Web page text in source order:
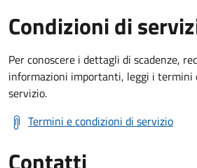
Condizioni di
Per conoscere i dettagli di scadenze,
informazioni importanti, leggi i termini
servizio.
Termini e condizioni di servizio